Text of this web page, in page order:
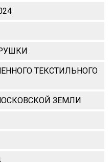
ТЕКСТИЛЬНОГО
ЗЕМЛИ